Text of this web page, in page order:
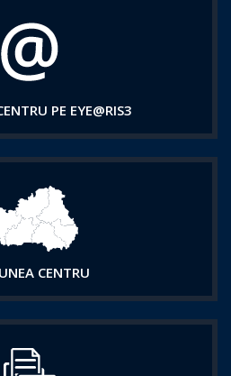
PE EYE@RIS3
CENTRU